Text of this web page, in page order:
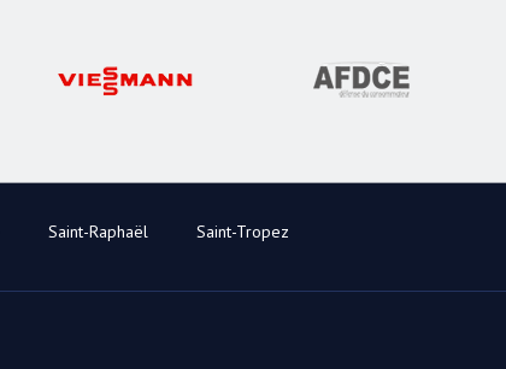
Saint-Raphaël Saint-Tropez